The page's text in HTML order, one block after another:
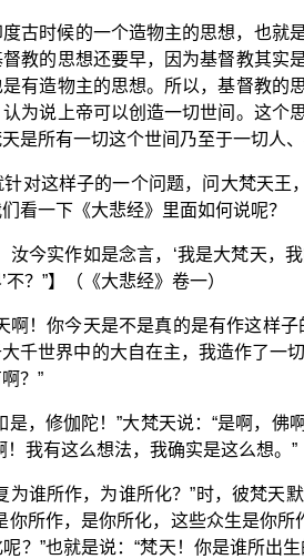
古时候的一个造物主的思想，也
教的思想还要早，因为基督教其
有造物主的思想。所以，基督教
为说上帝可以创造一切世间。这
是所有一切这个世间乃至于一切人、
对这样子的一个问题，问大梵天王
看一下《大悲经》里面如何说呢？
汝今实作如是念言，‘我是大梵天
？”】（《大悲经》卷一）
啊！你今天是不是真的是有作这样
千世界中的大自在主，我造作了一
？”
是，修伽陀！”大梵天说：“是啊，
我有这么想法，我确实是这么想。”
为谁所作，为谁所化？”时，彼梵
你所作，是你所化，这些众生是你
？”也就是说：“梵天！你是谁所出